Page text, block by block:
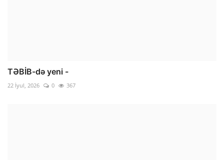
TƏBİB-də yeni -
22 İyul, 2026 0 367